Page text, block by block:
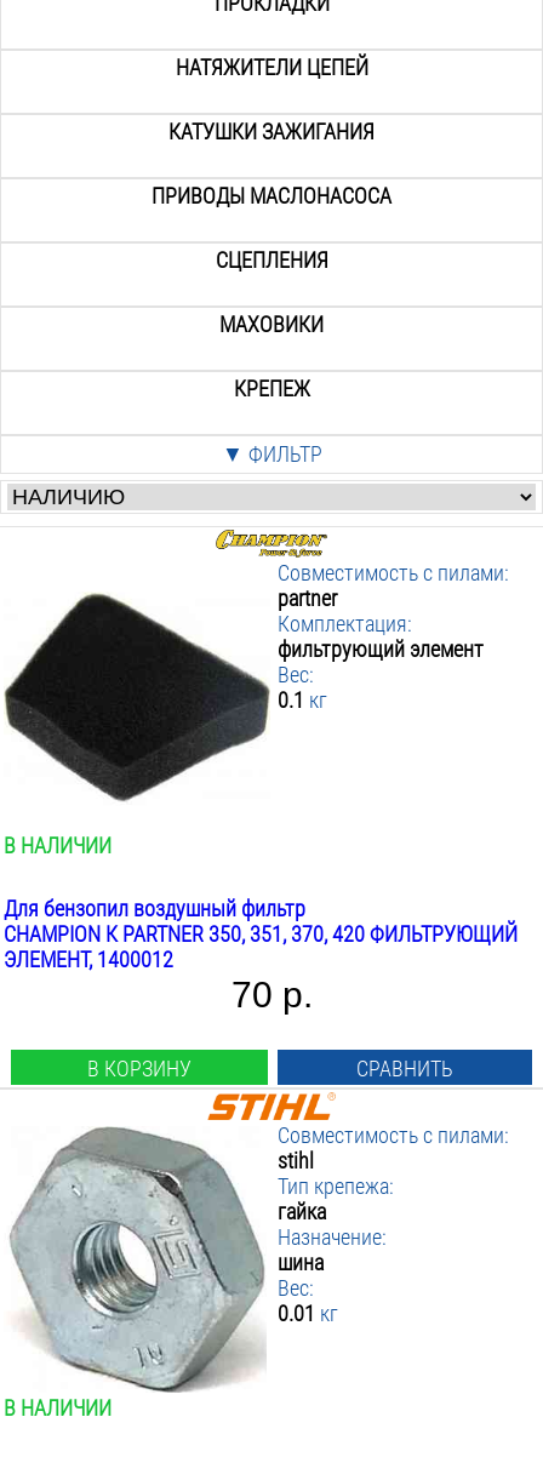
НАТЯЖИТЕЛИ ЦЕПЕЙ
КАТУШКИ ЗАЖИГАНИЯ
ПРИВОДЫ МАСЛОНАСОСА
СЦЕПЛЕНИЯ
МАХОВИКИ
КРЕПЕЖ
▼ ФИЛЬТР
Цена:
от
р. до р.
Производители
Aez
Champion
Rezer
Stihl
▼ Совместимость с пилами:
Carver
Champion
Husqvarna
Partner
Китайские
ПРИМЕНИТЬ ФИЛЬТР
Совместимость с пилами:
partner
Комплектация:
фильтрующий элемент
Вес:
0.1 кг
В НАЛИЧИИ
Для бензопил воздушный фильтр
CHAMPION К PARTNER 350, 351, 370, 420 ФИЛЬТРУЮЩИЙ
ЭЛЕМЕНТ, 1400012
70 р.
В КОРЗИНУ СРАВНИТЬ
Совместимость с пилами:
stihl
Тип крепежа:
гайка
Назначение:
шина
Вес:
0.01 кг
В НАЛИЧИИ